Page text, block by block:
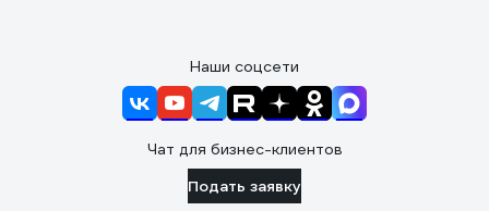
Наши соцсети
Чат для бизнес-клиентов
Подать заявку